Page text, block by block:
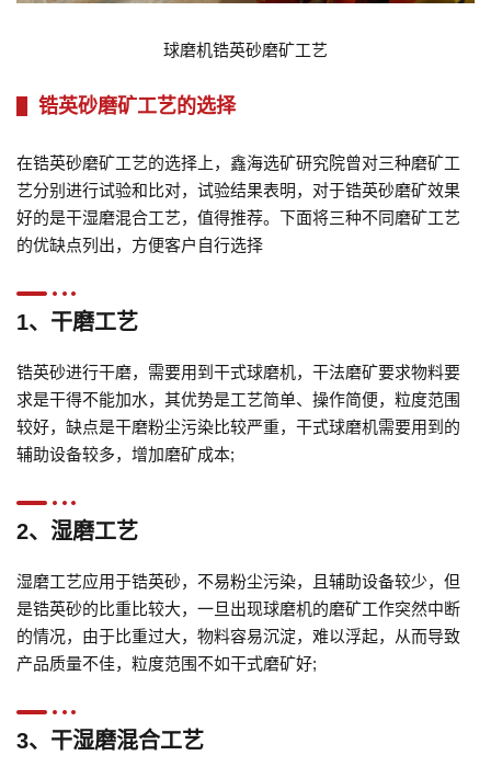
球磨机锆英砂磨矿工艺
锆英砂磨矿工艺的选择
在锆英砂磨矿工艺的选择上，鑫海选矿研究院曾对三种磨矿工
艺分别进行试验和比对，试验结果表明，对于锆英砂磨矿效果
好的是干湿磨混合工艺，值得推荐。下面将三种不同磨矿工艺
的优缺点列出，方便客户自行选择
1、干磨工艺
锆英砂进行干磨，需要用到干式球磨机，干法磨矿要求物料要
求是干得不能加水，其优势是工艺简单、操作简便，粒度范围
较好，缺点是干磨粉尘污染比较严重，干式球磨机需要用到的
辅助设备较多，增加磨矿成本;
2、湿磨工艺
湿磨工艺应用于锆英砂，不易粉尘污染，且辅助设备较少，但
是锆英砂的比重比较大，一旦出现球磨机的磨矿工作突然中断
的情况，由于比重过大，物料容易沉淀，难以浮起，从而导致
产品质量不佳，粒度范围不如干式磨矿好;
3、干湿磨混合工艺